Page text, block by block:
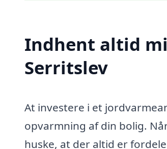
Indhent altid
Serritslev
At investere i et
opvarmning af din bolig.
huske, at der altid er